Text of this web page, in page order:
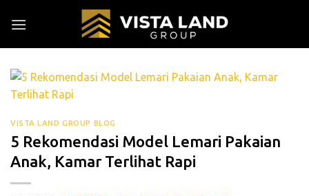
VISTA LAND GROUP BLOG
5 Rekomendasi Model Lemari Pakaian
Anak, Kamar Terlihat Rapi